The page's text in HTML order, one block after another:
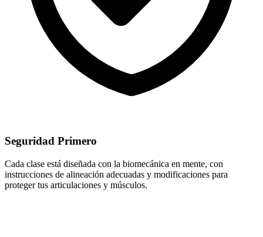
Seguridad Primero
Cada clase está diseñada con la biomecánica en mente, con
instrucciones de alineación adecuadas y modificaciones para
proteger tus articulaciones y músculos.